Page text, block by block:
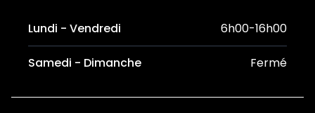
Lundi - Vendredi 6h00-16h00
Samedi - Dimanche Fermé